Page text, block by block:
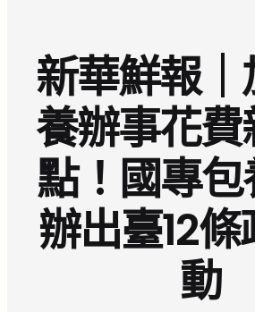
新華鮮報
養辦事花
點！國專
辦出臺12
動